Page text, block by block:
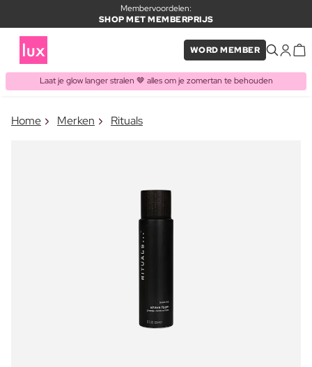
Membervoordelen:
SHOP MET MEMBERPRIJS
WORD MEMBER
Laat je glow langer stralen 🤎 alles om je zomertan te behouden
ITEM TOEGEVOEGD AAN
Home Merken Rituals